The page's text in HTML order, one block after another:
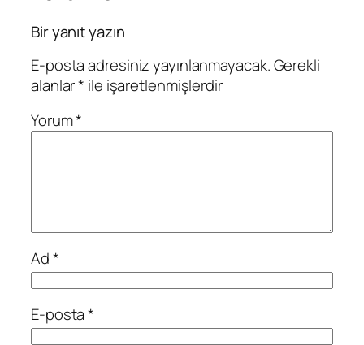
Bir yanıt yazın
E-posta adresiniz yayınlanmayacak.Gerekli
alanlar* ile işaretlenmişlerdir
Yorum*
Ad*
E-posta*